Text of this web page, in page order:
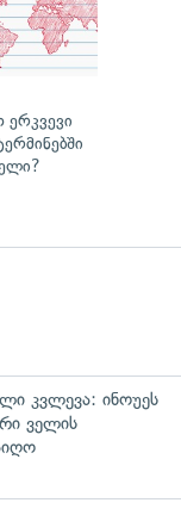
ერკვევი
კვლევა: ინოუეს
ველის